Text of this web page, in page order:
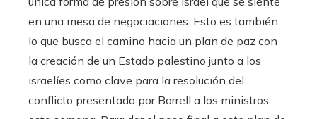
en una mesa de negociaciones. Esto es también
lo que busca el camino hacia un plan de paz con
la creación de un Estado palestino junto a los
israelíes como clave para la resolución del
conflicto presentado por Borrell a los ministros